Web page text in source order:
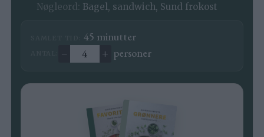
Nøgleord: Bagel, sandwich, Sund frokost
45minutter
minutter
Ændre antal
– + personer